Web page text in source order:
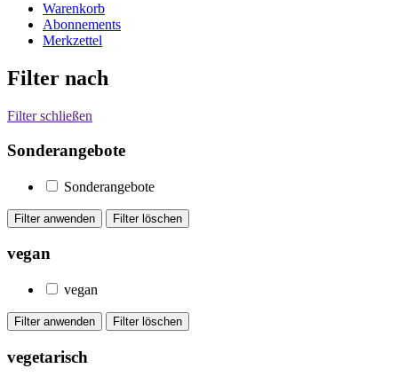
Warenkorb
Abonnements
Merkzettel
Filter nach
Filter schließen
Sonderangebote
Sonderangebote
vegan
vegan
vegetarisch